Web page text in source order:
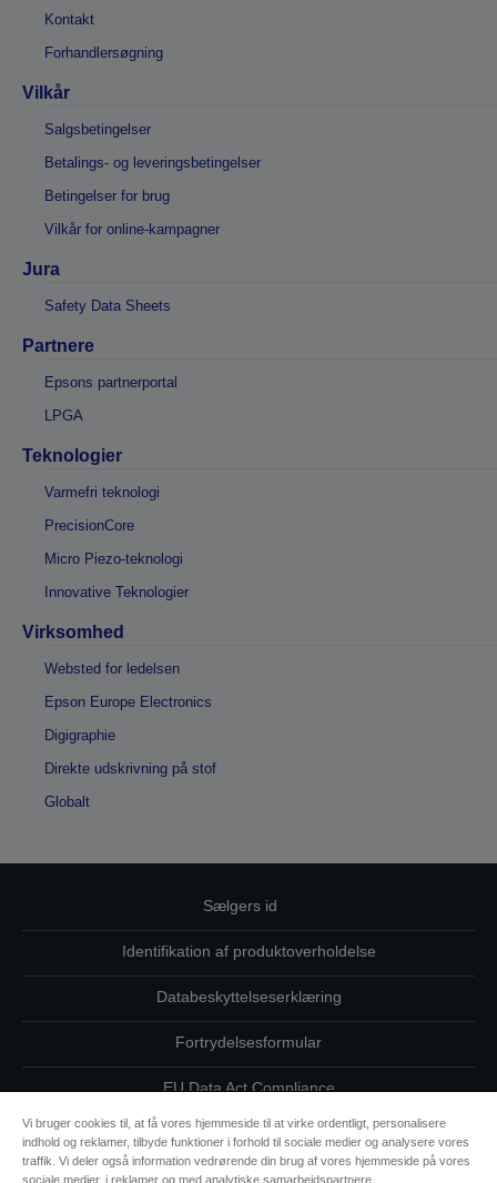
Kontakt
Forhandlersøgning
Vilkår
Salgsbetingelser
Betalings- og leveringsbetingelser
Betingelser for brug
Vilkår for online-kampagner
Jura
Safety Data Sheets
Partnere
Epsons partnerportal
LPGA
Teknologier
Varmefri teknologi
PrecisionCore
Micro Piezo-teknologi
Innovative Teknologier
Virksomhed
Websted for ledelsen
Epson Europe Electronics
Digigraphie
Direkte udskrivning på stof
Globalt
Sælgers id
Identifikation af produktoverholdelse
Databeskyttelseserklæring
Fortrydelsesformular
EU Data Act Compliance
Kontakt os vedrørende dine data
Oplysninger om cookies
Vi bruger cookies til, at få vores hjemmeside til at virke ordentligt, personalisere
indhold og reklamer, tilbyde funktioner i forhold til sociale medier og analysere vores
traffik. Vi deler også information vedrørende din brug af vores hjemmeside på vores
sociale medier, i reklamer og med analytiske samarbejdspartnere.